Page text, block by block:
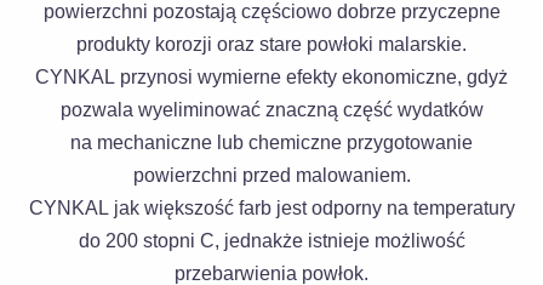
powierzchni pozostają częściowo dobrze przyczepne
produkty korozji oraz stare powłoki malarskie.
CYNKAL przynosi wymierne efekty ekonomiczne, gdyż
pozwala wyeliminować znaczną część wydatków
na mechaniczne lub chemiczne przygotowanie
powierzchni przed malowaniem.
CYNKAL jak większość farb jest odporny na temperatury
do 200 stopni C, jednakże istnieje możliwość
przebarwienia powłok.